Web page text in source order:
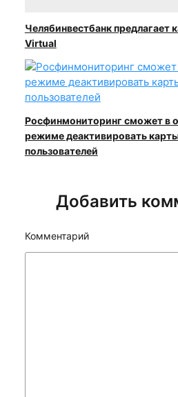
Челябинвестбанк предлагает
Virtual
Росфинмониторинг сможет в
режиме деактивировать
пользователей
Добавить
Комментарий